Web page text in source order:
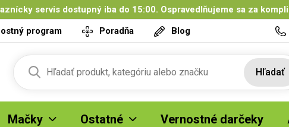
servis dostupný iba do 15:00. Ospravedlňujeme sa za
program Poradňa Blog
Hľadať
Mačky Ostatné Vernostné darčeky